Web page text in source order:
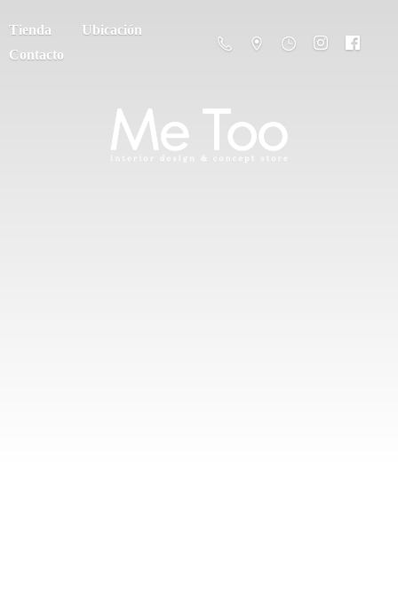
Tienda
Ubicación
Contacto